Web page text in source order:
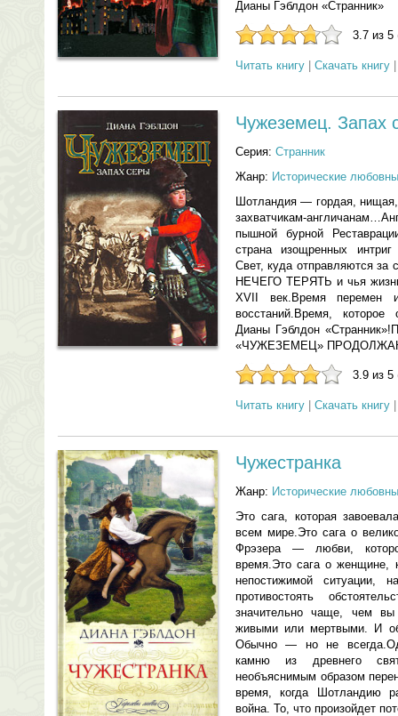
Дианы Гэблдон «Странник»
3.7 из 5
Читать книгу Скачать книгу
Чужеземец. Запах
Серия: Странник
Жанр: Исторические
Шотландия — гордая,
захватчикам-
пышной бурной
страна изощренных
Свет, куда отправляются за
НЕЧЕГО ТЕРЯТЬ и чья
XVII век.Время перемен
восстаний.Время,
Дианы Гэблдон
«ЧУЖЕЗЕМЕЦ»
3.9 из 5
Читать книгу Скачать книгу
Чужестранка
Жанр: Исторические
Это сага, которая
всем мире.Это сага о
Фрэзера — любви,
время.Это сага о женщине,
непостижимой
противостоять
значительно чаще, чем
живыми или мертвыми. И
Обычно — но не
камню из древнего
необъяснимым образом
время, когда Шотландию
война. То, что произойдет